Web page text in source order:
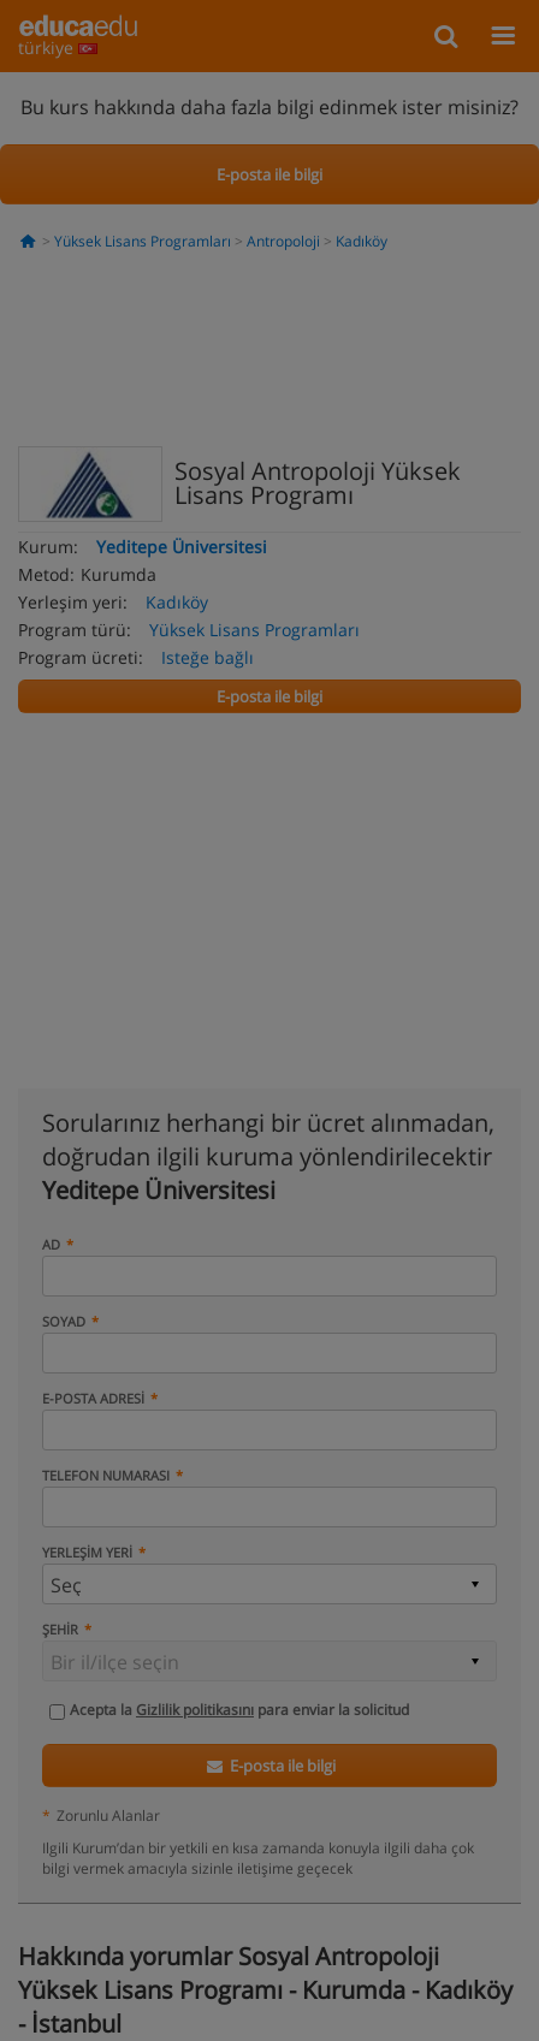
türkiye
Bu kurs hakkında daha fazla bilgi edinmek ister misiniz?
E-posta ile bilgi
Yüksek Lisans Programları Antropoloji Kadıköy
Sosyal Antropoloji Yüksek
Lisans Programı
Kurum:
Yeditepe Üniversitesi
Metod: Kurumda
Yerleşim yeri:
Kadıköy
Program türü:
Yüksek Lisans Programları
Program ücreti:
Isteğe bağlı
E-posta ile bilgi
Sorularınız herhangi bir ücret alınmadan,
doğrudan ilgili kuruma yönlendirilecektir
Yeditepe Üniversitesi
AD
SOYAD
E-POSTA ADRESI
TELEFON NUMARASI
YERLEŞIM YERI
ŞEHIR
Acepta la Gizlilik politikasını para enviar la solicitud
E-posta ile bilgi
* Zorunlu Alanlar
Ilgili Kurum’dan bir yetkili en kısa zamanda konuyla ilgili daha çok
bilgi vermek amacıyla sizinle iletişime geçecek
Hakkında yorumlar Sosyal Antropoloji
Yüksek Lisans Programı - Kurumda - Kadıköy
- İstanbul